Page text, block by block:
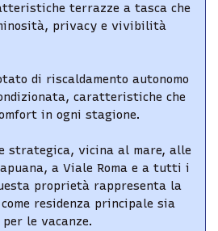
terrazze a tasca che
privacy e vivibilità
di riscaldamento autonomo
caratteristiche che
in ogni stagione.
strategica, vicina al mare, alle
a Viale Roma e a tutti i
proprietà rappresenta la
residenza principale sia
le vacanze.